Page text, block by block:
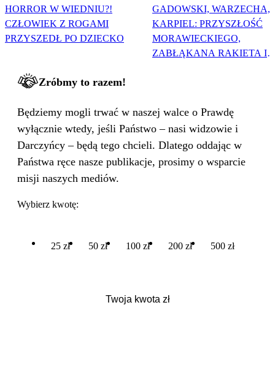
HORROR W WIEDNIU?!
CZŁOWIEK Z ROGAMI
PRZYSZEDŁ PO DZIECKO
GADOWSKI, WARZECHA,
KARPIEL: PRZYSZŁOŚĆ
MORAWIECKIEGO,
ZABŁĄKANA RAKIETA I
Zróbmy to razem!
Będziemy mogli trwać w naszej walce o Prawdę
wyłącznie wtedy, jeśli Państwo – nasi widzowie i
Darczyńcy – będą tego chcieli. Dlatego oddając w
Państwa ręce nasze publikacje, prosimy o wsparcie
misji naszych mediów.
Wybierz kwotę:
25 zł 50 zł 100 zł 200 zł 500 zł